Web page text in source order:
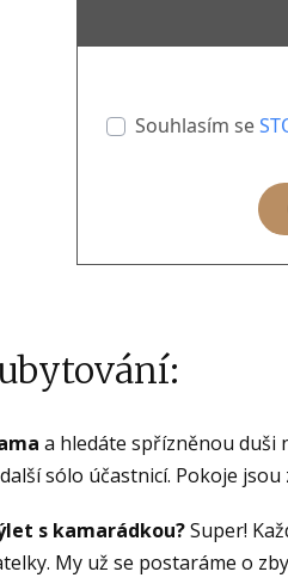
Souhlasím se
a hledáte spřízněnou duši
sólo účastnicí. Pokoje
s kamarádkou?Super!
My už se postaráme o